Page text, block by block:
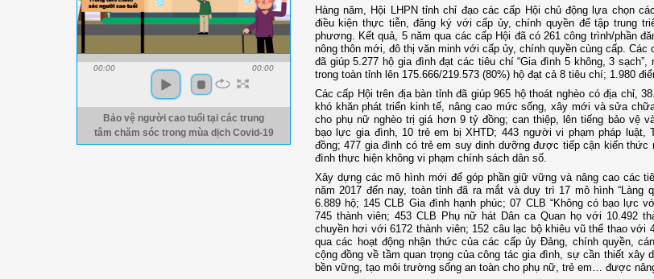
00:00 00:00
Bảo vệ người cao tuổi tại các trung
tâm chăm sóc trong mùa dịch Covid-19
Hàng năm, Hội LHPN tỉnh chỉ đạo các cấp Hội chủ động lựa chọn
điều kiện thực tiễn, đăng ký với cấp ủy, chính quyền để tập trung
phương. Kết quả, 5 năm qua các cấp Hội đã có 261 công trình/phần
nông thôn mới, đô thị văn minh với cấp ủy, chính quyền cùng cấp. Các
đã giúp 5.277 hộ gia đình đạt các tiêu chí “Gia đình 5 không, 3 sạch”,
trong toàn tỉnh lên 175.666/219.573 (80%) hộ đạt cả 8 tiêu chí; 1.980
Các cấp Hội trên địa bàn tỉnh đã giúp 965 hộ thoát nghèo có địa chỉ,
khó khăn phát triển kinh tế, nâng cao mức sống, xây mới và sửa
cho phụ nữ nghèo trị giá hơn 9 tỷ đồng; can thiệp, lên tiếng bảo vệ
bạo lực gia đình, 10 trẻ em bị XHTD; 443 người vi phạm pháp luật,
đồng; 477 gia đình có trẻ em suy dinh dưỡng được tiếp cận kiến thức
đình thực hiện không vi phạm chính sách dân số.
Xây dựng các mô hình mới để góp phần giữ vững và nâng cao các
năm 2017 đến nay, toàn tỉnh đã ra mắt và duy trì 17 mô hình “Làng
6.889 hộ; 145 CLB Gia đình hạnh phúc; 07 CLB “Không có bạo lực
745 thành viên; 453 CLB Phụ nữ hát Dân ca Quan họ với 10.492
chuyền hơi với 6172 thành viên; 152 câu lạc bộ khiêu vũ thể thao với
qua các hoạt động nhận thức của các cấp ủy Đảng, chính quyền,
cộng đồng về tầm quan trọng của công tác gia đình, sự cần thiết xây
bền vững, tạo môi trường sống an toàn cho phụ nữ, trẻ em… được